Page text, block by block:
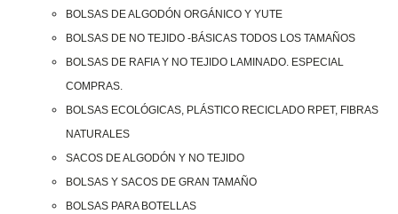
BOLSAS DE ALGODÓN ORGÁNICO Y YUTE
BOLSAS DE NO TEJIDO -BÁSICAS TODOS LOS TAMAÑOS
BOLSAS DE RAFIA Y NO TEJIDO LAMINADO. ESPECIAL
COMPRAS.
BOLSAS ECOLÓGICAS, PLÁSTICO RECICLADO RPET, FIBRAS
NATURALES
SACOS DE ALGODÓN Y NO TEJIDO
BOLSAS Y SACOS DE GRAN TAMAÑO
BOLSAS PARA BOTELLAS